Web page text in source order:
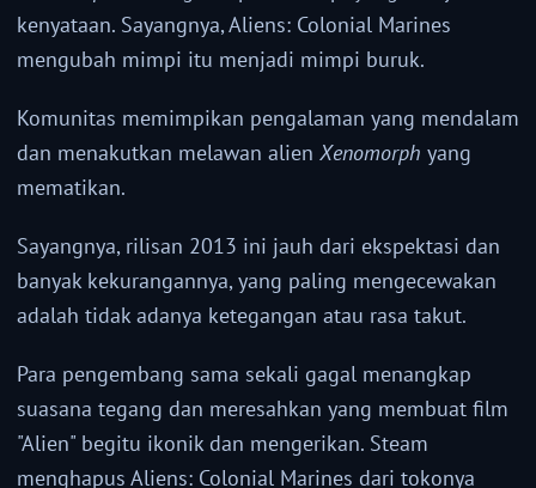
kenyataan. Sayangnya, Aliens: Colonial Marines
mengubah mimpi itu menjadi mimpi buruk.
Komunitas memimpikan pengalaman yang mendalam
dan menakutkan melawan alien Xenomorph yang
mematikan.
Sayangnya, rilisan 2013 ini jauh dari ekspektasi dan
banyak kekurangannya, yang paling mengecewakan
adalah tidak adanya ketegangan atau rasa takut.
Para pengembang sama sekali gagal menangkap
suasana tegang dan meresahkan yang membuat film
"Alien" begitu ikonik dan mengerikan. Steam
menghapus Aliens: Colonial Marines dari tokonya